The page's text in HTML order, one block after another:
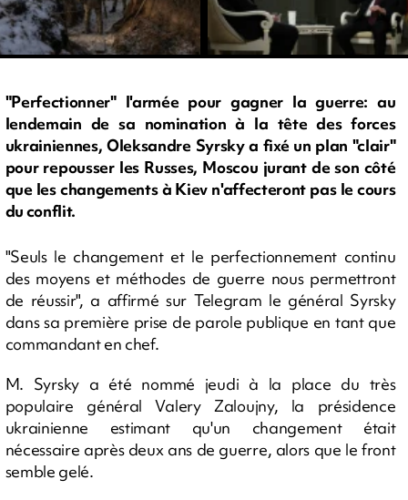
"Perfectionner" l'armée pour gagner la guerre: au
lendemain de sa nomination à la tête des forces
ukrainiennes, Oleksandre Syrsky a fixé un plan "clair"
pour repousser les Russes, Moscou jurant de son côté
que les changements à Kiev n'affecteront pas le cours
du conflit.
"Seuls le changement et le perfectionnement continu
des moyens et méthodes de guerre nous permettront
de réussir", a affirmé sur Telegram le général Syrsky
dans sa première prise de parole publique en tant que
commandant en chef.
M. Syrsky a été nommé jeudi à la place du très
populaire général Valery Zaloujny, la présidence
ukrainienne estimant qu'un changement était
nécessaire après deux ans de guerre, alors que le front
semble gelé.